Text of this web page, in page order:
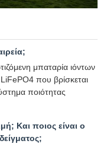
μπαταρία ιόντων
που βρίσκεται
ποιότητας
Και ποιος είναι ο